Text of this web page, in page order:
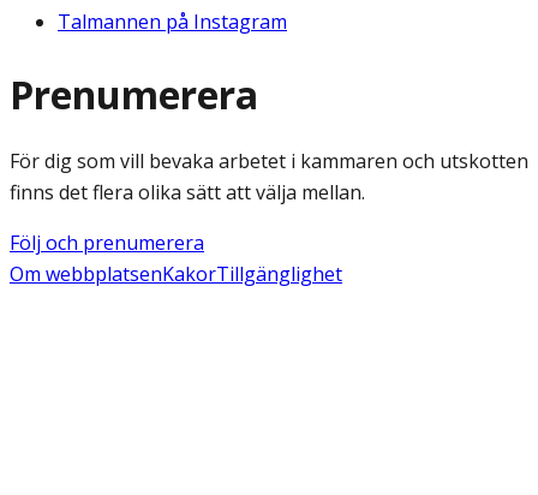
Talmannen på Instagram
Prenumerera
För dig som vill bevaka arbetet i kammaren och utskotten
finns det flera olika sätt att välja mellan.
Följ och prenumerera
Om webbplatsenKakorTillgänglighet